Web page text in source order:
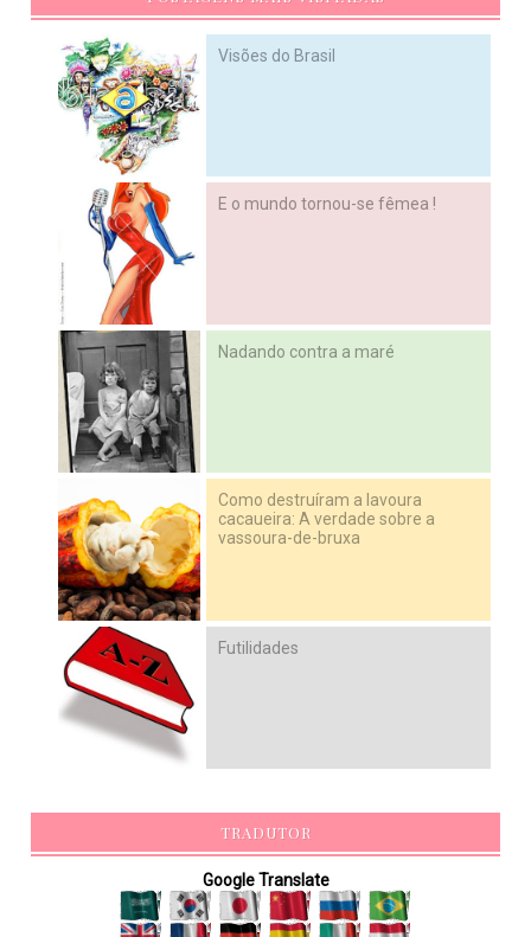
Visões do Brasil
E o mundo tornou-se fêmea !
Nadando contra a maré
Como destruíram a lavoura
cacaueira: A verdade sobre a
vassoura-de-bruxa
Futilidades
TRADUTOR
Google Translate